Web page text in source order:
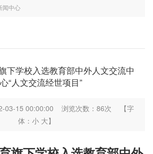
闻中心
下学校入选教育部中外人文交流中
心“人文交流经世项目”
03-15 00:00:00 浏览次数：86次
【字
体： 小 大】